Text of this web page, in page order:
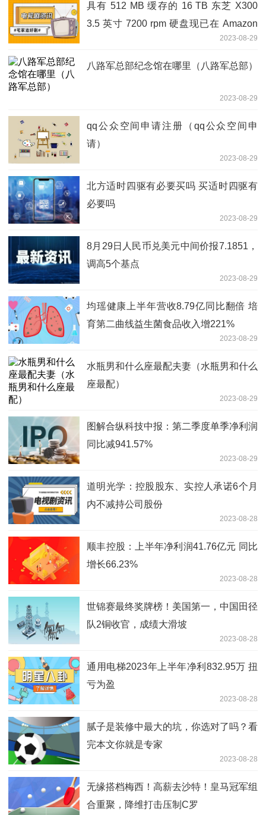
具有 512 MB 缓存的 16 TB 东芝 X300
3.5 英寸 7200 rpm 硬盘现已在 Amazon
2023-08-29
八路军总部纪念馆在哪里（八路军总部）
2023-08-29
qq公众空间申请注册（qq公众空间申
请）
2023-08-29
北方适时四驱有必要买吗 买适时四驱有
必要吗
2023-08-29
8月29日人民币兑美元中间价报7.1851，
调高5个基点
2023-08-29
均瑶健康上半年营收8.79亿同比翻倍 培
育第二曲线益生菌食品收入增221%
2023-08-29
水瓶男和什么座最配夫妻（水瓶男和什么
座最配）
2023-08-29
图解合纵科技中报：第二季度单季净利润
同比减941.57%
2023-08-29
道明光学：控股股东、实控人承诺6个月
内不减持公司股份
2023-08-28
顺丰控股：上半年净利润41.76亿元 同比
增长66.23%
2023-08-28
世锦赛最终奖牌榜！美国第一，中国田径
队2铜收官，成绩大滑坡
2023-08-28
通用电梯2023年上半年净利832.95万 扭
亏为盈
2023-08-28
腻子是装修中最大的坑，你选对了吗？看
完本文你就是专家
2023-08-28
无缘搭档梅西！高薪去沙特！皇马冠军组
合重聚，降维打击压制C罗